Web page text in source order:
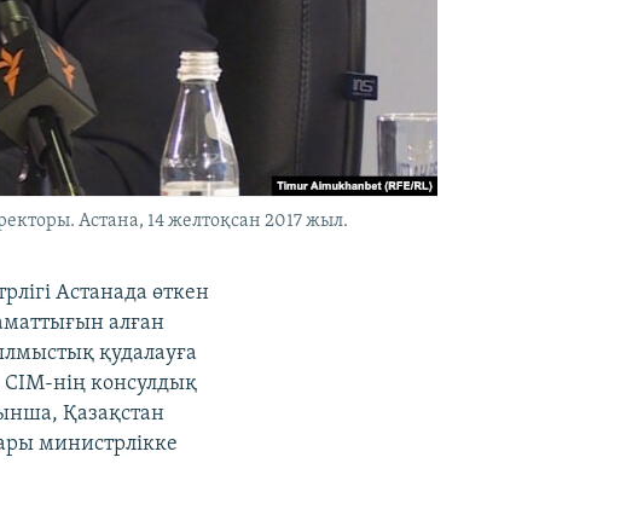
Астана, 14 желтоқсан 2017 жыл.
Астанада өткен
алған
қудалауға
нің консулдық
Қазақстан
министрлікке